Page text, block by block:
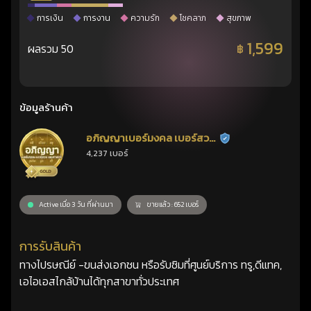
การเงิน การงาน ความรัก โชคลาภ สุขภาพ
ผลรวม 50 ฿ 1,599
ข้อมูลร้านค้า
อภิญญาเบอร์มงคล เบอร์สวย
เลขศาสตร์
ร้านยืนยันแล้ว
4,237 เบอร์
Active เมื่อ 3 วัน ที่ผ่านมา ขายแล้ว : 652 เบอร์
การรับสินค้า
ทางไปรษณีย์ -ขนส่งเอกชน หรือรับซิมที่ศูนย์บริการ ทรู,ดีแทค,
เอไอเอสไกล้บ้านได้ทุกสาขาทั่วประเทศ